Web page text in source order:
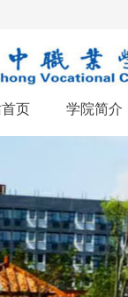
页 学院简介